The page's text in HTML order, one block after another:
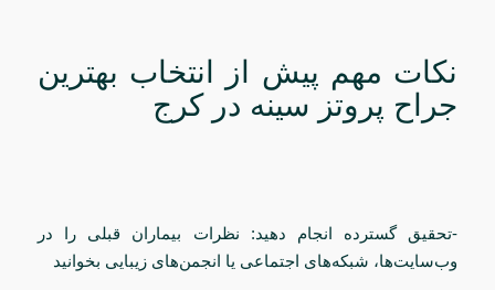
نکات مهم پیش از انتخاب بهترین
جراح پروتز سینه در کرج
-تحقیق گسترده انجام دهید: نظرات بیماران قبلی را در
وب‌سایت‌ها، شبکه‌های اجتماعی یا انجمن‌های زیبایی بخوانید